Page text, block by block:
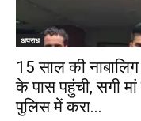
अपराध
15 साल की
के पास पहुंची, सगी
पुलिस में करा...